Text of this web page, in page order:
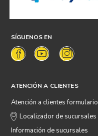
SÍGUENOS EN
ATENCIÓN A CLIENTES
Atención a clientes formulario
Localizador de sucursales
Información de sucursales